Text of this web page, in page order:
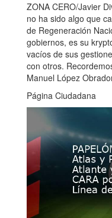
ZONA CERO/Javier
no ha sido algo que
de Regeneración
gobiernos, es su
vacíos de sus
con otros.
Manuel López
Página Ciudadana